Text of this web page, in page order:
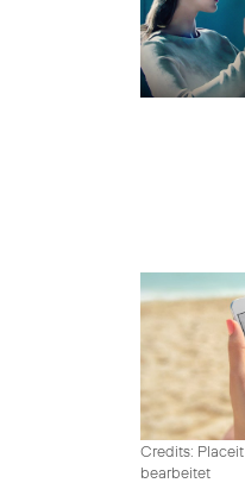
Credits: Placeit
bearbeitet